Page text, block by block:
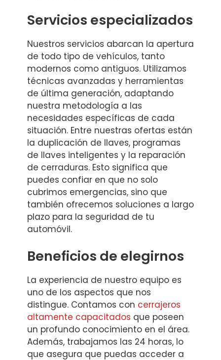
Servicios especializados
Nuestros servicios abarcan la apertura
de todo tipo de vehículos, tanto
modernos como antiguos. Utilizamos
técnicas avanzadas y herramientas
de última generación, adaptando
nuestra metodología a las
necesidades específicas de cada
situación. Entre nuestras ofertas están
la duplicación de llaves, programas
de llaves inteligentes y la reparación
de cerraduras. Esto significa que
puedes confiar en que no solo
cubrimos emergencias, sino que
también ofrecemos soluciones a largo
plazo para la seguridad de tu
automóvil.
Beneficios de elegirnos
La experiencia de nuestro equipo es
uno de los aspectos que nos
distingue. Contamos con cerrajeros
altamente capacitados que poseen
un profundo conocimiento en el área.
Además, trabajamos las 24 horas, lo
que asegura que puedas acceder a